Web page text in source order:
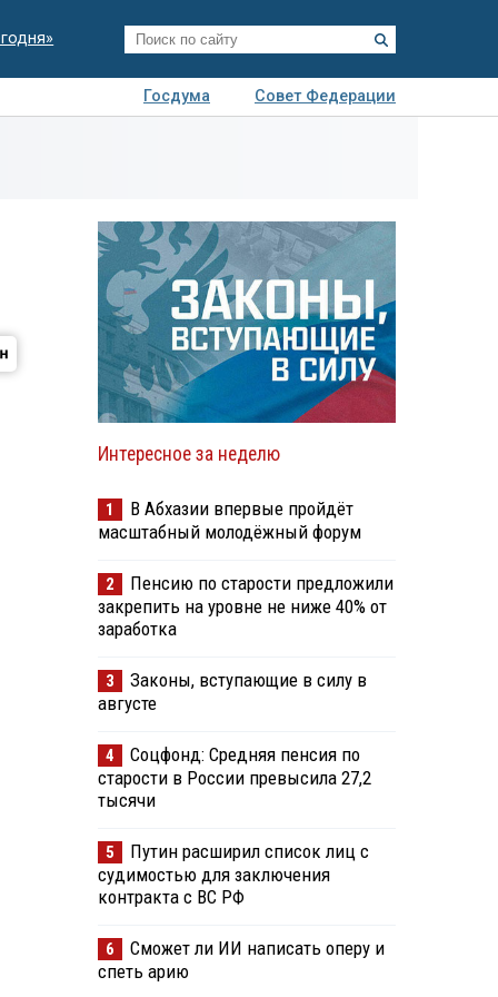
Госдума
Совет Федерации
Интересное за неделю
1
В Абхазии впервые пройдёт
масштабный молодёжный форум
2
Пенсию по старости предложили
закрепить на уровне не ниже 40% от
заработка
3
Законы, вступающие в силу в
августе
4
Соцфонд: Средняя пенсия по
старости в России превысила 27,2
тысячи
5
Путин расширил список лиц с
судимостью для заключения
контракта с ВС РФ
6
Сможет ли ИИ написать оперу и
спеть арию